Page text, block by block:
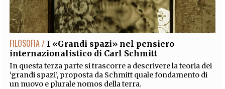
EXTRA
CODICI RUBRICHE LIBRI PROCEEDINGS PUBBLICITÀ CONTATTI
SOCIAL MEDIA
FILOSOFIA / I «Grandi spazi» nel pensiero
internazionalistico di Carl Schmitt
In questa terza parte si trascorre a descrivere la teoria dei
‘grandi spazi’, proposta da Schmitt quale fondamento di
un nuovo e plurale nomos della terra.